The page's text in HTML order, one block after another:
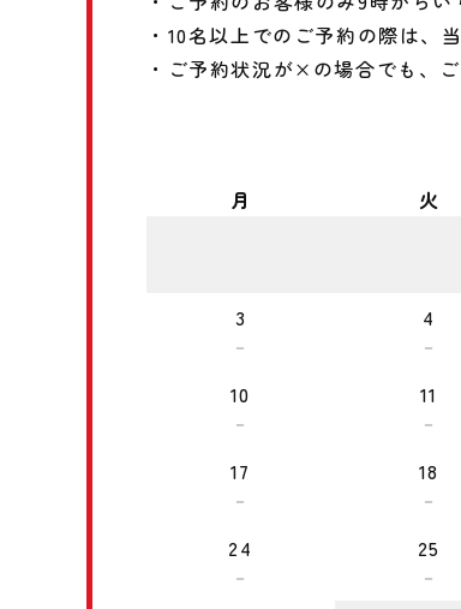
・10名以上でのご予約の際は、
・ご予約状況が×の場合でも、
月 火
3
－
4
－
10
－
11
－
17
－
18
－
24
－
25
－